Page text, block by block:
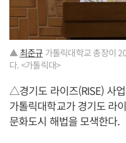
▲ 최준규 가톨릭대학교 총장이
다. <가톨릭대>
△경기도 라이즈(RISE) 사업
가톨릭대학교가 경기도 라
문화도시 해법을 모색한다.